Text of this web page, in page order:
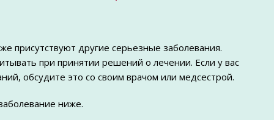
присутствуют другие серьезные заболевания.
при принятии решений о лечении. Если у вас
обсудите это со своим врачом или медсестрой.
ниже.